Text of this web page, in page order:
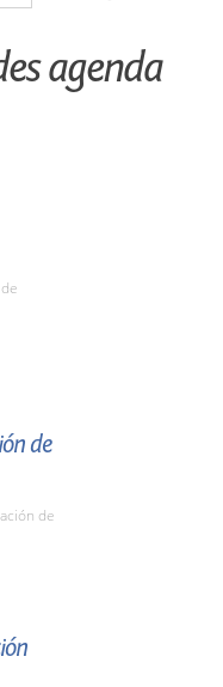
agenda
de
de